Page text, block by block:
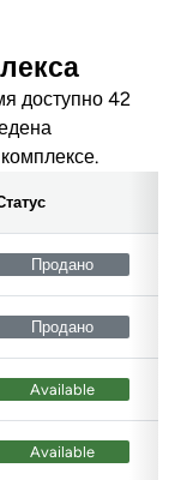
доступно 42
Продано
Продано
Available
Available